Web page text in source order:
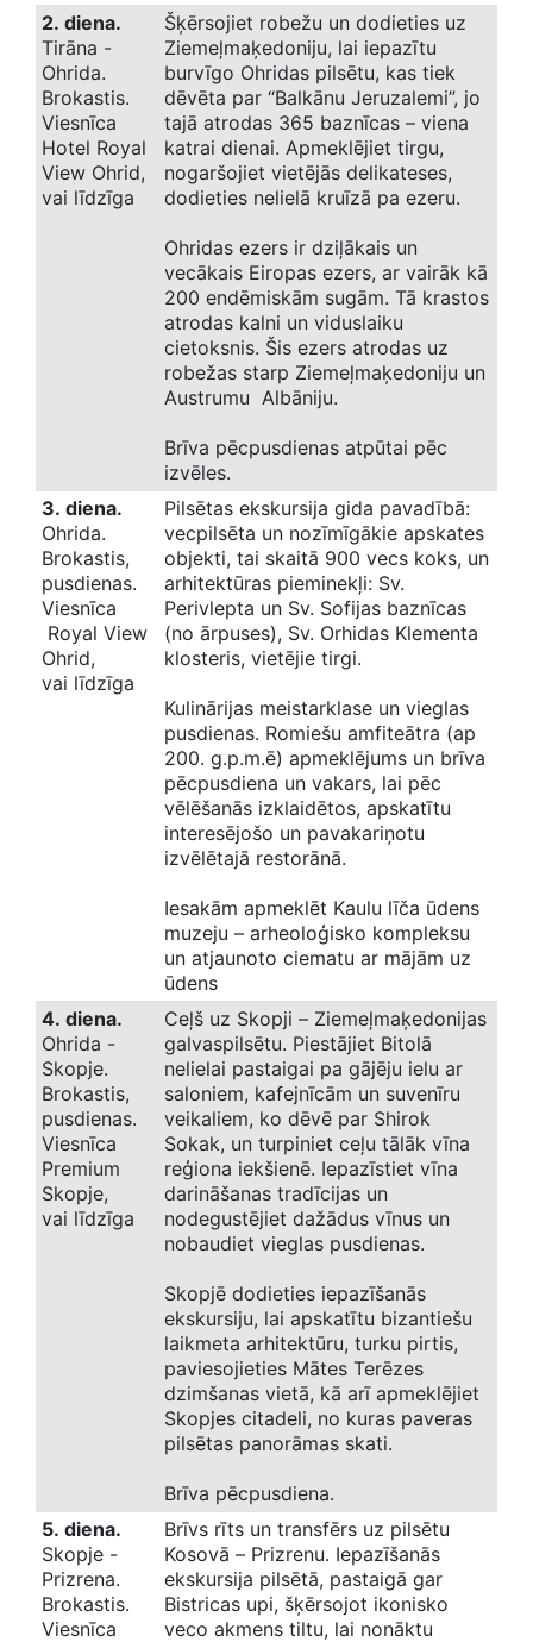
2. diena.
Tirāna -
Ohrida.
Brokastis.
Viesnīca
Hotel Royal
View Ohrid,
vai līdzīga
Šķērsojiet robežu un dodieties uz
Ziemeļmaķedoniju, lai iepazītu
burvīgo Ohridas pilsētu, kas tiek
dēvēta par “Balkānu Jeruzalemi”, jo
tajā atrodas 365 baznīcas – viena
katrai dienai. Apmeklējiet tirgu,
nogaršojiet vietējās delikateses,
dodieties nelielā kruīzā pa ezeru.
Ohridas ezers ir dziļākais un
vecākais Eiropas ezers, ar vairāk kā
200 endēmiskām sugām. Tā krastos
atrodas kalni un viduslaiku
cietoksnis. Šis ezers atrodas uz
robežas starp Ziemeļmaķedoniju un
Austrumu Albāniju.
Brīva pēcpusdienas atpūtai pēc
izvēles.
3. diena.
Ohrida.
Brokastis,
pusdienas.
Viesnīca
Royal View
Ohrid,
vai līdzīga
Pilsētas ekskursija gida pavadībā:
vecpilsēta un nozīmīgākie apskates
objekti, tai skaitā 900 vecs koks, un
arhitektūras pieminekļi: Sv.
Perivlepta un Sv. Sofijas baznīcas
(no ārpuses), Sv. Orhidas Klementa
klosteris, vietējie tirgi.
Kulinārijas meistarklase un vieglas
pusdienas. Romiešu amfiteātra (ap
200. g.p.m.ē) apmeklējums un brīva
pēcpusdiena un vakars, lai pēc
vēlēšanās izklaidētos, apskatītu
interesējošo un pavakariņotu
izvēlētajā restorānā.
Iesakām apmeklēt Kaulu līča ūdens
muzeju – arheoloģisko kompleksu
un atjaunoto ciematu ar mājām uz
ūdens
4. diena.
Ohrida -
Skopje.
Brokastis,
pusdienas.
Viesnīca
Premium
Skopje,
vai līdzīga
Ceļš uz Skopji – Ziemeļmaķedonijas
galvaspilsētu. Piestājiet Bitolā
nelielai pastaigai pa gājēju ielu ar
saloniem, kafejnīcām un suvenīru
veikaliem, ko dēvē par Shirok
Sokak, un turpiniet ceļu tālāk vīna
reģiona iekšienē. Iepazīstiet vīna
darināšanas tradīcijas un
nodegustējiet dažādus vīnus un
nobaudiet vieglas pusdienas.
Skopjē dodieties iepazīšanās
ekskursiju, lai apskatītu bizantiešu
laikmeta arhitektūru, turku pirtis,
paviesojieties Mātes Terēzes
dzimšanas vietā, kā arī apmeklējiet
Skopjes citadeli, no kuras paveras
pilsētas panorāmas skati.
Brīva pēcpusdiena.
5. diena.
Skopje -
Prizrena.
Brokastis.
Viesnīca
Brīvs rīts un transfērs uz pilsētu
Kosovā – Prizrenu. Iepazīšanās
ekskursija pilsētā, pastaigā gar
Bistricas upi, šķērsojot ikonisko
veco akmens tiltu, lai nonāktu